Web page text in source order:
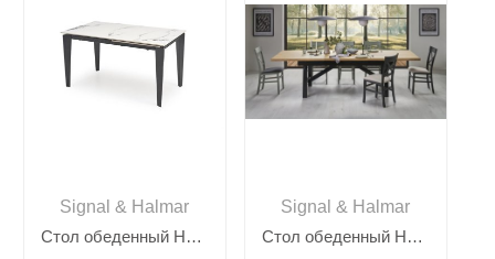
Signal & Halmar
Стол обеденный Halmar FELIX раскладной (белый мрамор/черный)
Signal & Halmar
Стол обеденный Halmar FIESTA раскладной (дуб натуральный/черный)